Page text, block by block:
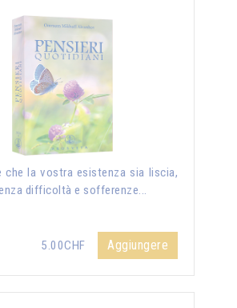
che la vostra esistenza sia liscia,
difficoltà e sofferenze...
5.00CHF Aggiungere